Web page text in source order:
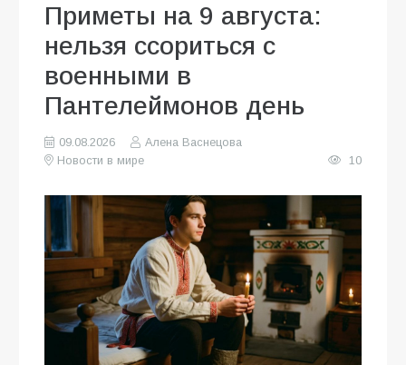
Приметы на 9 августа:
нельзя ссориться с
военными в
Пантелеймонов день
09.08.2026
Алена Васнецова
Новости в мире
10